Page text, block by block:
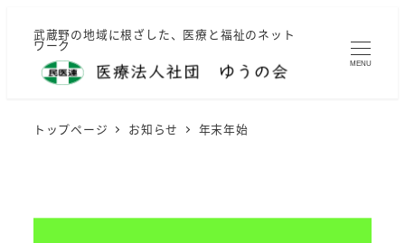
武蔵野の地域に根ざした、医療と福祉のネット
ワーク
MENU
トップページ お知らせ 年末年始